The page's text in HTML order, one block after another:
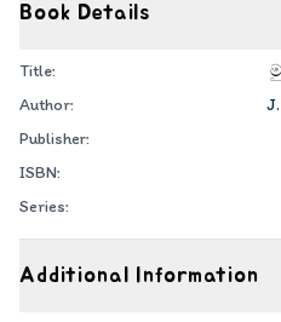
Book Details
Title:
Author:
Publisher:
ISBN:
Series:
Additional Information